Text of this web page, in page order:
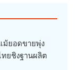
ม้ยอดขายพุ่ง
ทยชิงฐานผลิต